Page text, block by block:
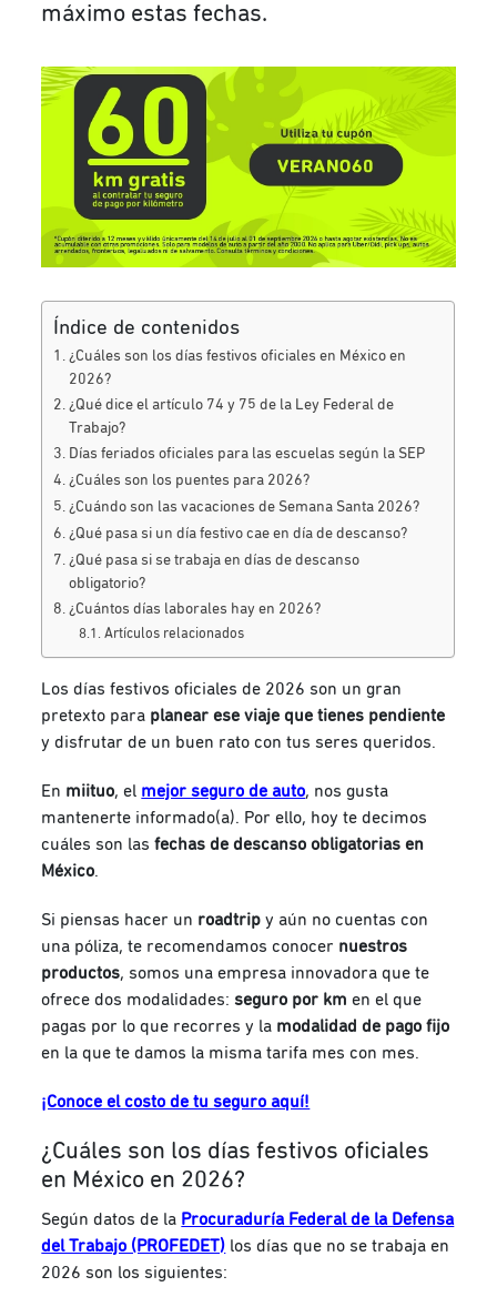
máximo estas fechas.
Índice de contenidos
¿Cuáles son los días festivos oficiales en México en
2026?
¿Qué dice el artículo 74 y 75 de la Ley Federal de
Trabajo?
Días feriados oficiales para las escuelas según la SEP
¿Cuáles son los puentes para 2026?
¿Cuándo son las vacaciones de Semana Santa 2026?
¿Qué pasa si un día festivo cae en día de descanso?
¿Qué pasa si se trabaja en días de descanso
obligatorio?
¿Cuántos días laborales hay en 2026?
Artículos relacionados
Los días festivos oficiales de 2026 son un gran
pretexto para planear ese viaje que tienes pendiente
y disfrutar de un buen rato con tus seres queridos.
En miituo, el mejor seguro de auto, nos gusta
mantenerte informado(a). Por ello, hoy te decimos
cuáles son las fechas de descanso obligatorias en
México.
Si piensas hacer un roadtripy aún no cuentas con
una póliza, te recomendamos conocer nuestros
productos, somos una empresa innovadora que te
ofrece dos modalidades:seguro por km en el que
pagas por lo que recorres y la modalidad de pago fijo
en la que te damos la misma tarifa mes con mes.
¡Conoce el costo de tu seguro aquí!
¿Cuáles son los días festivos oficiales
en México en 2026?
Según datos de la Procuraduría Federal de la Defensa
del Trabajo (PROFEDET) los días que no se trabaja en
2026 son los siguientes: